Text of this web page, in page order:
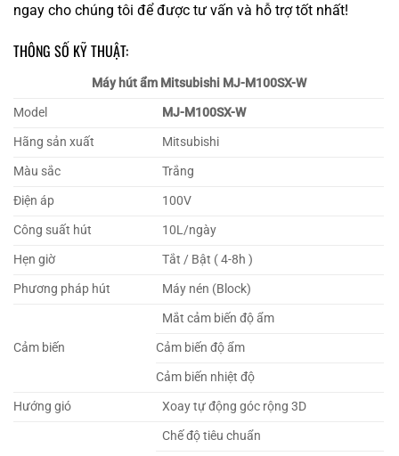
ngay cho chúng tôi để được tư vấn và hỗ trợ tốt nhất!
THÔNG SỐ KỸ THUẬT:
Máy hút ẩm Mitsubishi MJ-M100SX-W
Model
MJ-M100SX-W
Hãng sản xuất
Mitsubishi
Màu sắc
Trắng
Điện áp
100V
Công suất hút
10L/ngày
Hẹn giờ
Tắt / Bật ( 4-8h )
Phương pháp hút
Máy nén (Block)
Cảm biến
Mắt cảm biến độ ẩm
Cảm biến độ ẩm
Cảm biến nhiệt độ
Hướng gió
Xoay tự động góc rộng 3D
Chế độ tiêu chuẩn